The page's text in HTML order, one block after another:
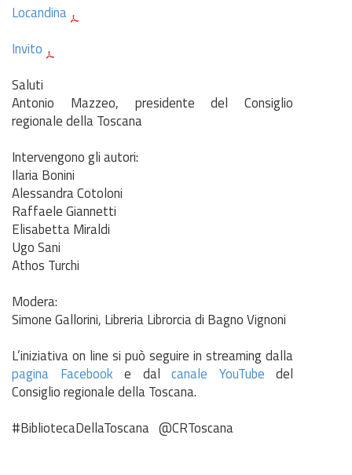
Locandina
Invito
Saluti
Antonio Mazzeo, presidente del Consiglio
regionale della Toscana
Intervengono gli autori:
Ilaria Bonini
Alessandra Cotoloni
Raffaele Giannetti
Elisabetta Miraldi
Ugo Sani
Athos Turchi
Modera:
Simone Gallorini, Libreria Librorcia di Bagno Vignoni
L’iniziativa on line si può seguire in streaming dalla
pagina Facebook e dal canale YouTube del
Consiglio regionale della Toscana.
#BibliotecaDellaToscana @CRToscana